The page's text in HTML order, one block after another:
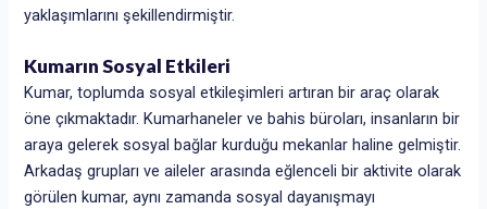
yaklaşımlarını şekillendirmiştir.
Kumarın Sosyal Etkileri
Kumar, toplumda sosyal etkileşimleri artıran bir araç olarak
öne çıkmaktadır. Kumarhaneler ve bahis büroları, insanların bir
araya gelerek sosyal bağlar kurduğu mekanlar haline gelmiştir.
Arkadaş grupları ve aileler arasında eğlenceli bir aktivite olarak
görülen kumar, aynı zamanda sosyal dayanışmayı